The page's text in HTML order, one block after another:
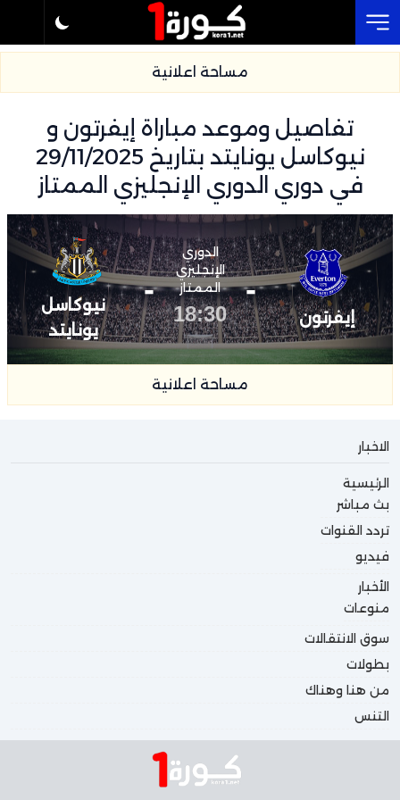
مساحة اعلانية
تفاصيل وموعد مباراة إيفرتون و
نيوكاسل يونايتد بتاريخ 29/11/2025
في دوري الدوري الإنجليزي الممتاز
إيفرتون
-
الدوري
الإنجليزي
الممتاز
18:30
-
نيوكاسل
يونايتد
مساحة اعلانية
الاخبار
الرئيسية
بث مباشر
تردد القنوات
فيديو
الأخبار
منوعات
سوق الانتقالات
بطولات
من هنا وهناك
التنس